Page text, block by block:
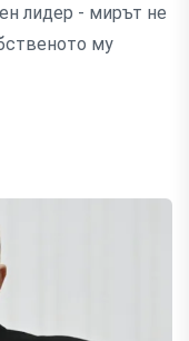
лидер - мирът не
му